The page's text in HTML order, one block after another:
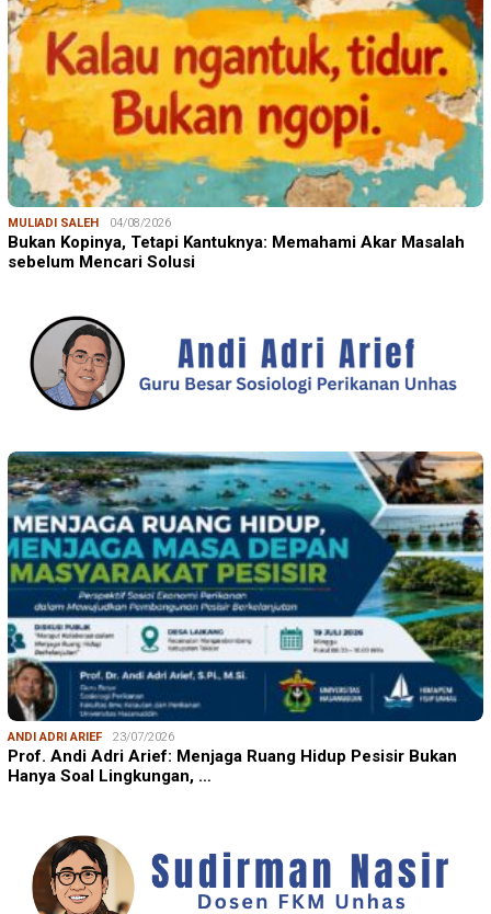
MULIADI SALEH 04/08/2026
Bukan Kopinya, Tetapi Kantuknya: Memahami Akar Masalah
sebelum Mencari Solusi
ANDI ADRI ARIEF 23/07/2026
Prof. Andi Adri Arief: Menjaga Ruang Hidup Pesisir Bukan
Hanya Soal Lingkungan, …